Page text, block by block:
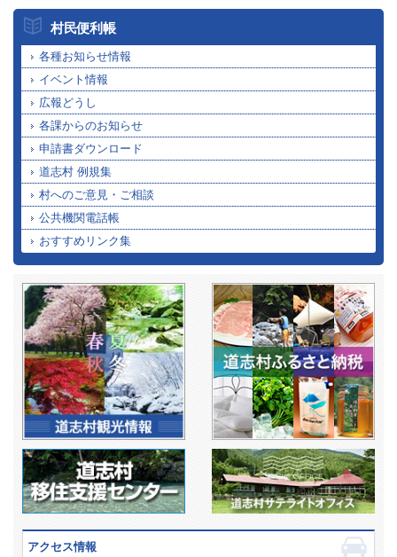
村民便利帳
各種お知らせ情報
イベント情報
広報どうし
各課からのお知らせ
申請書ダウンロード
道志村 例規集
村へのご意見・ご相談
公共機関電話帳
おすすめリンク集
アクセス情報